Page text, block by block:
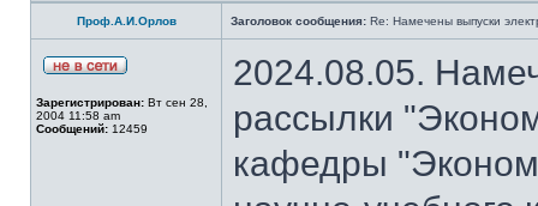
Проф.А.И.Орлов Заголовок сообщения: Re: Намечены выпуски
Зарегистрирован: Вт сен 28,
2004 11:58 am
Сообщений: 12459
2024.08.05.
рассылки
кафедры